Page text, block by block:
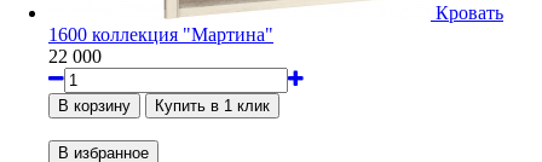
Кровать
1600 коллекция "Мартина"
22 000